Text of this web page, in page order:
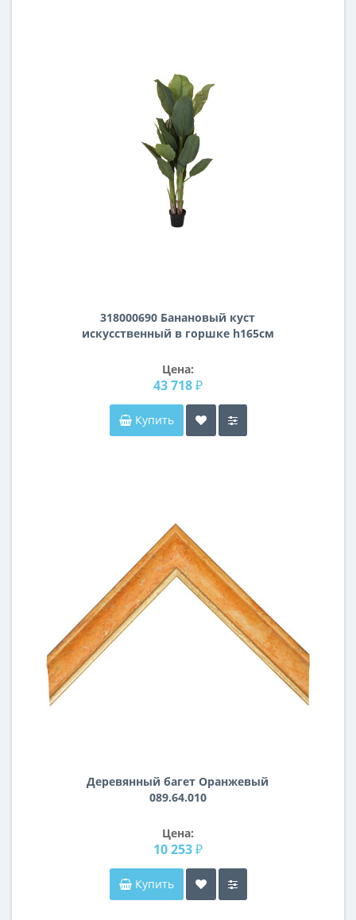
318000690 Банановый куст
искусственный в горшке h165см
Цена:
43 718 ₽
Купить
Деревянный багет Оранжевый
089.64.010
Цена:
10 253 ₽
Купить